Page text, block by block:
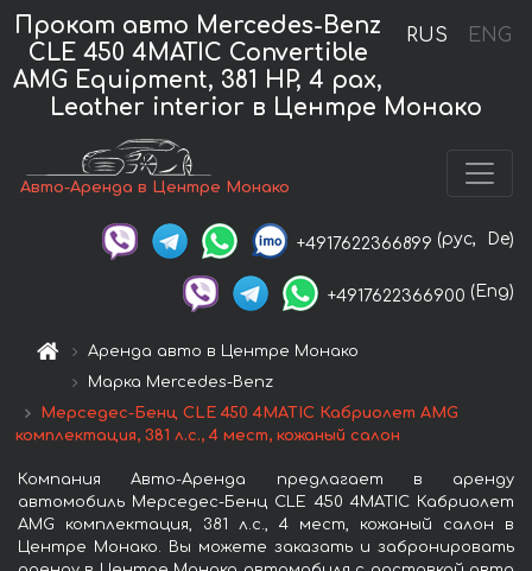
RUS ENG
Прокат авто Mercedes-Benz
CLE 450 4MATIC Convertible
AMG Equipment, 381 HP, 4 pax,
Leather interior в Центре Монако
Авто-Аренда в Центре Монако
+4917622366899 (рус, De)
+4917622366900 (Eng)
Аренда авто в Центре Монако
Марка Mercedes-Benz
Мерседес-Бенц CLE 450 4MATIC Кабриолет AMG
комплектация, 381 л.с., 4 мест, кожаный салон
Компания Авто-Аренда предлагает в аренду
автомобиль Мерседес-Бенц CLE 450 4MATIC Кабриолет
AMG комплектация, 381 л.с., 4 мест, кожаный салон в
Центре Монако. Вы можете заказать и забронировать